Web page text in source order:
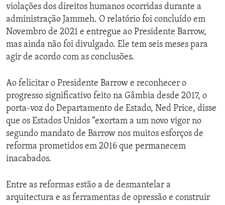
violações dos direitos humanos ocorridas durante a
administração Jammeh. O relatório foi concluído em
Novembro de 2021 e entregue ao Presidente Barrow,
mas ainda não foi divulgado. Ele tem seis meses para
agir de acordo com as conclusões.
Ao felicitar o Presidente Barrow e reconhecer o
progresso significativo feito na Gâmbia desde 2017, o
porta-voz do Departamento de Estado, Ned Price, disse
que os Estados Unidos “exortam a um novo vigor no
segundo mandato de Barrow nos muitos esforços de
reforma prometidos em 2016 que permanecem
inacabados.
Entre as reformas estão a de desmantelar a
arquitectura e as ferramentas de opressão e construir